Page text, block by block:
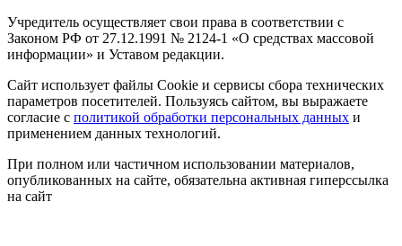
Учредитель осуществляет свои права в соответствии с
Законом РФ от 27.12.1991 № 2124-1 «О средствах массовой
информации» и Уставом редакции.
Сайт использует файлы Cookie и сервисы сбора технических
параметров посетителей. Пользуясь сайтом, вы выражаете
согласие с политикой обработки персональных данных и
применением данных технологий.
При полном или частичном использовании материалов,
опубликованных на сайте, обязательна активная гиперссылка
на сайт